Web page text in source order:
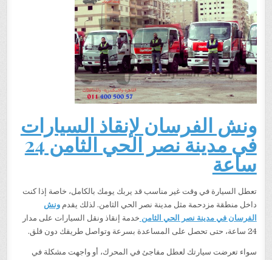
ونش الفرسان لإنقاذ السيارات
في مدينة نصر الحي الثامن 24
ساعة
تعطل السيارة في وقت غير مناسب قد يربك يومك بالكامل، خاصة إذا كنت
داخل منطقة مزدحمة مثل مدينة نصر الحي الثامن. لذلك يقدمونش
الفرسان في مدينة نصر الحي الثامن خدمة إنقاذ ونقل السيارات على مدار
24 ساعة، حتى تحصل على المساعدة بسرعة وتواصل طريقك دون قلق.
سواء تعرضت سيارتك لعطل مفاجئ في المحرك، أو واجهت مشكلة في